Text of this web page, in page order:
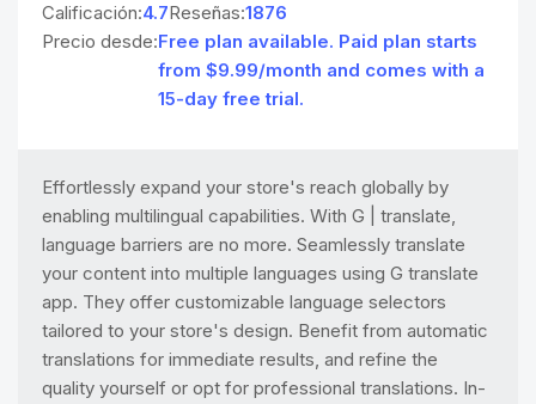
Calificación:4.7Reseñas:1876
Precio desde:Free plan available. Paid plan starts
from $9.99/month and comes with a
15-day free trial.
Effortlessly expand your store's reach globally by
enabling multilingual capabilities. With G | translate,
language barriers are no more. Seamlessly translate
your content into multiple languages using G translate
app. They offer customizable language selectors
tailored to your store's design. Benefit from automatic
translations for immediate results, and refine the
quality yourself or opt for professional translations. In-